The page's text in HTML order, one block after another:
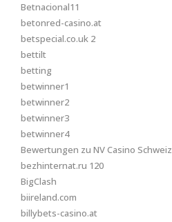
Betnacional11
betonred-casino.at
betspecial.co.uk 2
bettilt
betting
betwinner1
betwinner2
betwinner3
betwinner4
Bewertungen zu NV Casino Schweiz
bezhinternat.ru 120
BigClash
biireland.com
billybets-casino.at